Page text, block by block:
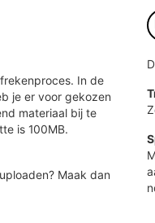
In de
je er voor gekozen
materiaal bij te
is 100MB.
Maak dan